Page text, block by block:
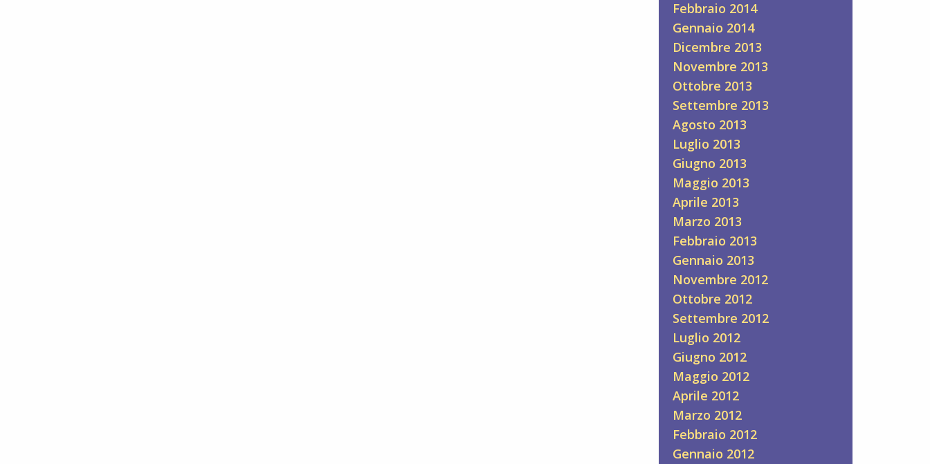
Febbraio 2014
Gennaio 2014
Dicembre 2013
Novembre 2013
Ottobre 2013
Settembre 2013
Agosto 2013
Luglio 2013
Giugno 2013
Maggio 2013
Aprile 2013
Marzo 2013
Febbraio 2013
Gennaio 2013
Novembre 2012
Ottobre 2012
Settembre 2012
Luglio 2012
Giugno 2012
Maggio 2012
Aprile 2012
Marzo 2012
Febbraio 2012
Gennaio 2012